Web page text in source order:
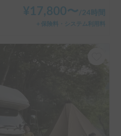
¥ 17,800〜 /24時間
＋保険料・システム利用料